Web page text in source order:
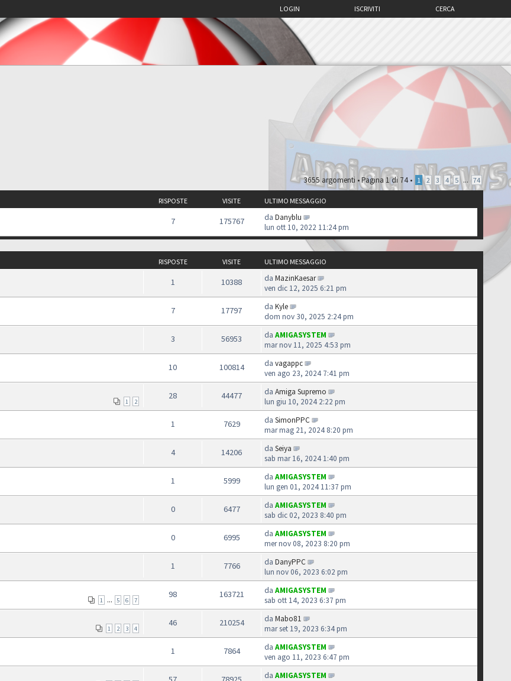
CERCA
ISCRIVITI
LOGIN
3655 argomenti •Pagina 1di 74• 1 2 3 4 5 ... 74
RISPOSTE VISITE ULTIMO MESSAGGIO
7 175767 da Danyblu
lun ott 10, 2022 11:24 pm
RISPOSTE VISITE ULTIMO MESSAGGIO
1 10388 da MazinKaesar
ven dic 12, 2025 6:21 pm
7 17797 da Kyle
dom nov 30, 2025 2:24 pm
3 56953 da AMIGASYSTEM
mar nov 11, 2025 4:53 pm
10 100814 da vagappc
ven ago 23, 2024 7:41 pm
1 2
28 44477 da Amiga Supremo
lun giu 10, 2024 2:22 pm
1 7629 da SimonPPC
mar mag 21, 2024 8:20 pm
4 14206 da Seiya
sab mar 16, 2024 1:40 pm
1 5999 da AMIGASYSTEM
lun gen 01, 2024 11:37 pm
0 6477 da AMIGASYSTEM
sab dic 02, 2023 8:40 pm
0 6995 da AMIGASYSTEM
mer nov 08, 2023 8:20 pm
1 7766 da DanyPPC
lun nov 06, 2023 6:02 pm
1 ... 5 6 7
98 163721 da AMIGASYSTEM
sab ott 14, 2023 6:37 pm
1 2 3 4
46 210254 da Mabo81
mar set 19, 2023 6:34 pm
1 7864 da AMIGASYSTEM
ven ago 11, 2023 6:47 pm
da AMIGASYSTEM